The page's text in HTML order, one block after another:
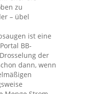
zu
– übel
ist eine
BB-
der
dann, wenn